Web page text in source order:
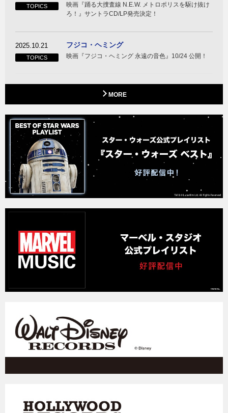
TOPICS
映画『踊る大捜査線 N.E.W. メトロポリスを駆け抜け
ろ！』サントラCD/LP発売決定！
2025.10.21
TOPICS
フジコ・ヘミング
映画『フジコ・ヘミング 永遠の音色』10/24 公開！
MORE